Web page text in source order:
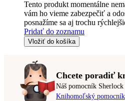
Tento produkt momentálne
vám ho vieme zabezpečiť a
posnažíme sa aj trochu
Pridať do zoznamu
Vložiť do košíka
Chcete poradiť
Náš pomocník
Knihomoľský pomocník